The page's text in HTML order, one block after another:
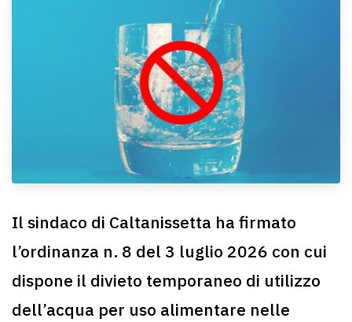
Il sindaco di Caltanissetta ha firmato
l’ordinanza n. 8 del 3 luglio 2026 con cui
dispone il divieto temporaneo di utilizzo
dell’acqua per uso alimentare nelle